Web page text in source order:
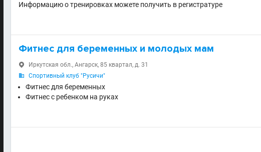
Информацию о тренировках можете получить в регистратуре
Фитнес для беременных и молодых мам
 Иркутская обл., Ангарск, 85 квартал, д. 31
 Спортивный клуб "Русичи"
Фитнес для беременных
Фитнес с ребенком на руках